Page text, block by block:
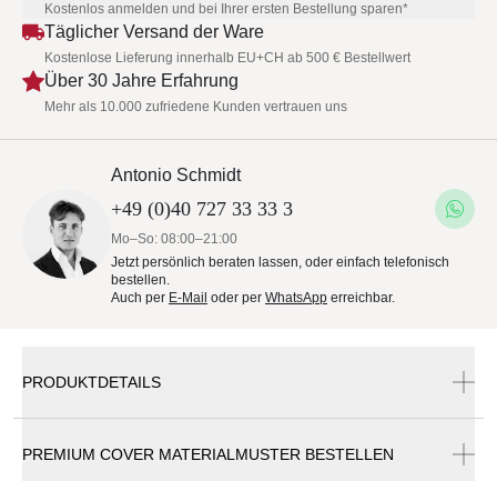
Kostenlos anmelden und bei Ihrer ersten Bestellung sparen*
Täglicher Versand der Ware
Kostenlose Lieferung innerhalb EU+CH ab 500 € Bestellwert
Über 30 Jahre Erfahrung
Mehr als 10.000 zufriedene Kunden vertrauen uns
Antonio Schmidt
+49 (0)40 727 33 33 3
Mo–So: 08:00–21:00
Jetzt persönlich beraten lassen, oder einfach telefonisch
bestellen.
Auch per E-Mail oder per WhatsApp erreichbar.
PRODUKTDETAILS
Wenn Sie nur das Cover bestellen möchten, wenden Sie
PREMIUM COVER MATERIALMUSTER BESTELLEN